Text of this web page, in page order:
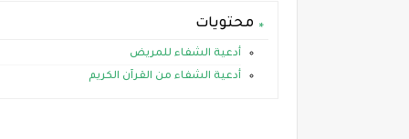
محتويات
أدعية الشفاء للمريض
أدعية الشفاء من القرآن الكريم